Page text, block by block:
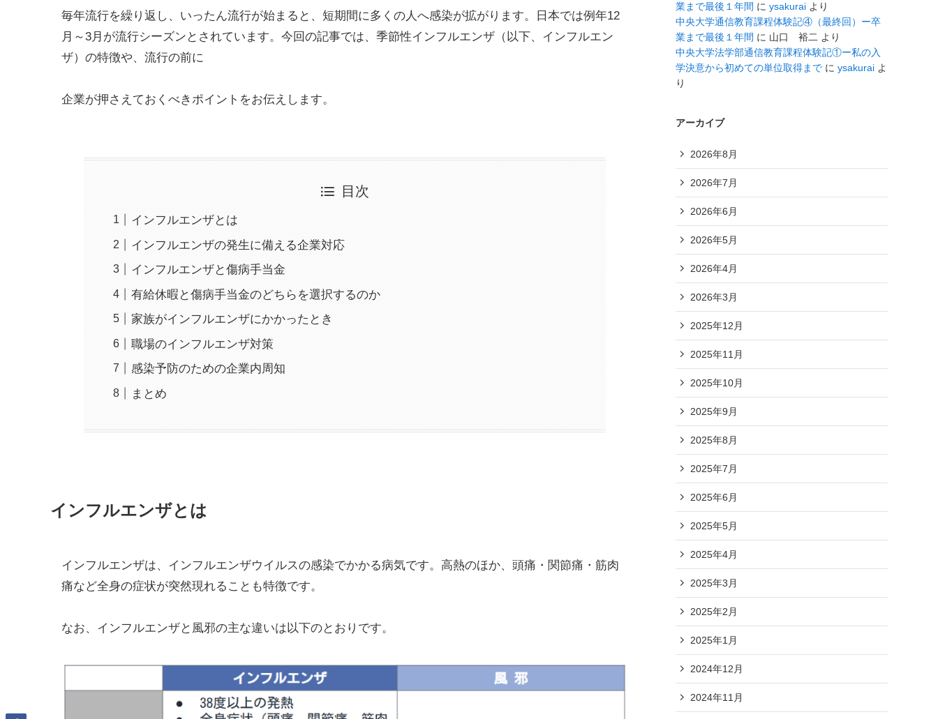
毎年流行を繰り返し、いったん流行が始まると、短期間に多くの人へ感染が拡がります。日本では例年12
月～3月が流行シーズンとされています。今回の記事では、季節性インフルエンザ（以下、インフルエン
ザ）の特徴や、流行の前に
企業が押さえておくべきポイントをお伝えします。
目次
インフルエンザとは
インフルエンザの発生に備える企業対応
インフルエンザと傷病手当金
有給休暇と傷病手当金のどちらを選択するのか
家族がインフルエンザにかかったとき
職場のインフルエンザ対策
感染予防のための企業内周知
まとめ
インフルエンザとは
インフルエンザは、インフルエンザウイルスの感染でかかる病気です。高熱のほか、頭痛・関節痛・筋肉
痛など全身の症状が突然現れることも特徴です。
なお、インフルエンザと風邪の主な違いは以下のとおりです。
業まで最後１年間 に ysakurai より
中央大学通信教育課程体験記④（最終回）ー卒
業まで最後１年間 に 山口 裕二 より
中央大学法学部通信教育課程体験記①ー私の入
学決意から初めての単位取得まで に ysakurai よ
り
アーカイブ
2026年8月
2026年7月
2026年6月
2026年5月
2026年4月
2026年3月
2025年12月
2025年11月
2025年10月
2025年9月
2025年8月
2025年7月
2025年6月
2025年5月
2025年4月
2025年3月
2025年2月
2025年1月
2024年12月
2024年11月